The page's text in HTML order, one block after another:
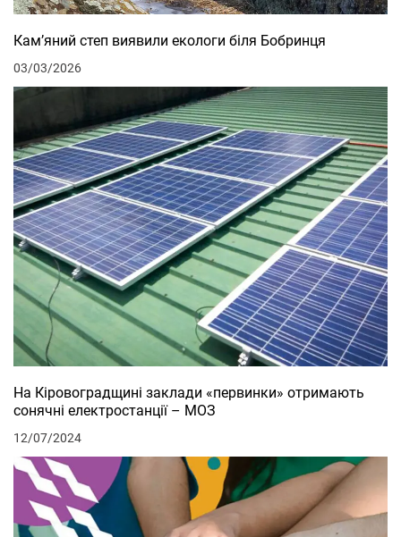
Кам’яний степ виявили екологи біля Бобринця
03/03/2026
На Кіровоградщині заклади «первинки» отримають
сонячні електростанції – МОЗ
12/07/2024